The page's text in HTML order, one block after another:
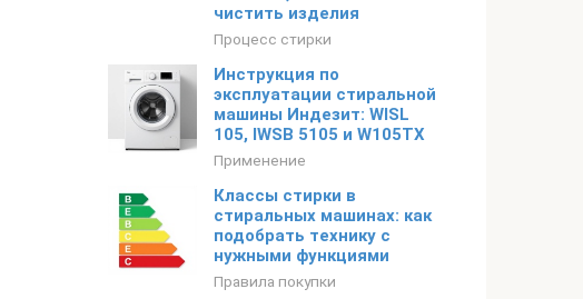
чистить изделия
Процесс стирки
Инструкция по
эксплуатации стиральной
машины Индезит: WISL
105, IWSB 5105 и W105TX
Применение
Классы стирки в
стиральных машинах: как
подобрать технику с
нужными функциями
Правила покупки